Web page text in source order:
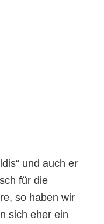
und auch er
für die
so haben wir
sich eher ein